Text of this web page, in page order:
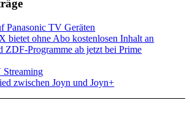
Panasonic TV Geräten
bietet ohne Abo kostenlosen Inhalt an
ZDF-Programme ab jetzt bei Prime
zwischen Joyn und Joyn+